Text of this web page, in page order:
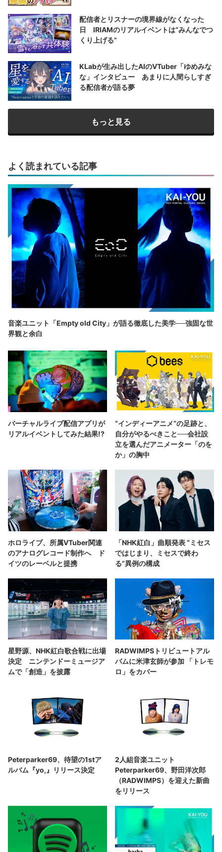
配信者とリスナーの境界線がなくなった
日 IRIAMのリアルイベントは“みんなでつ
くり上げる”
KLabが生み出したAIのVTuber「ゆめみな
な」インタビュー あまりに人間らしすぎ
る配信者が語る夢
もっと見る
よく読まれている記事
音楽ユニット「Empty old City」が語る徹底した美学──強固な世
界観と余白
バーチャルライブ配信アプリが
リアルイベントしてみた結果!?
“インディーアニメ“の足跡と、
自分がやるべきこと──会社設
立を選んだアニメーター「のを
か」の胸中
ホロライブ、所属VTuber関連
のアナログレコード制作へ ド
イツのレーベルと提携
「NHK紅白」曲順発表 “ミセス
ではじまり、ミセスで終わ
る”異例の構成
星野源、NHK紅白歌合戦に出場
決定 ニンテンドーミュージア
ムで「創造」を披露
RADWIMPSトリビュートアル
バムに米津玄師が参加 「トレモ
ロ」をカバー
Peterparker69、待望の1stア
ルバム『yo,』リリース決定
2人組音楽ユニット
Peterparker69、野田洋次郎
（RADWIMPS）を迎えた新曲
をリリース